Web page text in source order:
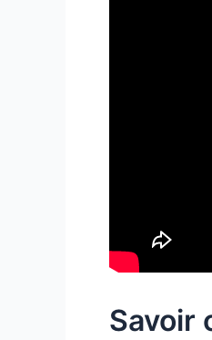
Savoir